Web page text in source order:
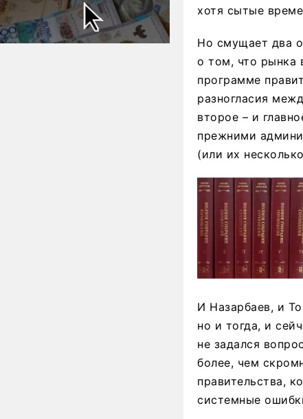
хотя сытые
Но смущает два
о том, что рынка
программе
разногласия
второе – и
прежними
(или их
И Назарбаев, и
но и тогда, и
не задался
более, чем
правительства,
системные